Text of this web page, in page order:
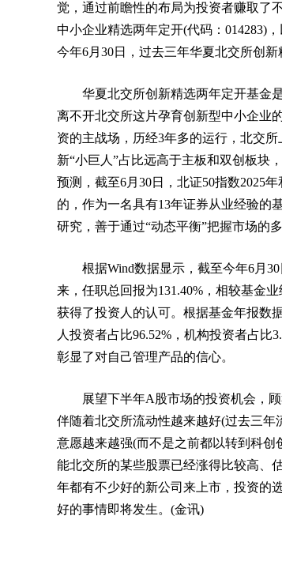
觉，通过前瞻性的布局为投资者赚取了
中小企业精选两年定开(代码：014283)
今年6月30日，过去三年华夏北交所创新
华夏北交所创新精选两年定开基金
离不开北交所这片孕育创新型中小企业
资的主战场，历经3年多的运行，北交
新“小巨人”占比远高于主板和双创板块
预测，截至6月30日，北证50指数2025
的，作为一名具有13年证券从业经验的
研究，善于通过“动态平衡”把握市场的
根据Wind数据显示，截至今年6月
来，任职总回报为131.40%，相较基金
获得了投资人的认可。根据基金年报数
人投资者占比96.52%，机构投资者占比
彰显了对自己管理产品的信心。
展望下半年A股市场的投资机会，
伴随着北交所流动性越来越好(过去三
意愿越来越强(而不是之前都以转到科
能北交所的某些股票已经涨得比较高、
年都有不少好的新公司来上市，投资的
好的事情即将发生。(金讯)